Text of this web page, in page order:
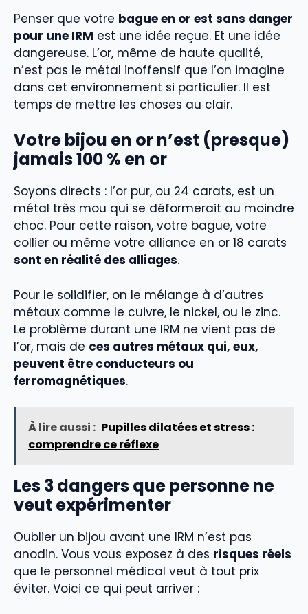
Penser que votre bague en or est sans danger
pour une IRM est une idée reçue. Et une idée
dangereuse. L’or, même de haute qualité,
n’est pas le métal inoffensif que l’on imagine
dans cet environnement si particulier. Il est
temps de mettre les choses au clair.
Votre bijou en or n’est (presque)
jamais 100 % en or
Soyons directs : l’or pur, ou 24 carats, est un
métal très mou qui se déformerait au moindre
choc. Pour cette raison, votre bague, votre
collier ou même votre alliance en or 18 carats
sont en réalité des alliages.
Pour le solidifier, on le mélange à d’autres
métaux comme le cuivre, le nickel, ou le zinc.
Le problème durant une IRM ne vient pas de
l’or, mais de ces autres métaux qui, eux,
peuvent être conducteurs ou
ferromagnétiques.
À lire aussi : Pupilles dilatées et stress :
comprendre ce réflexe
Les 3 dangers que personne ne
veut expérimenter
Oublier un bijou avant une IRM n’est pas
anodin. Vous vous exposez à des risques réels
que le personnel médical veut à tout prix
éviter. Voici ce qui peut arriver :